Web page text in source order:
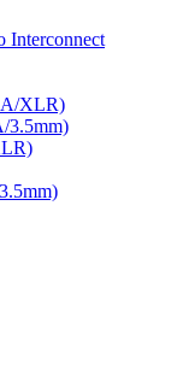
Interconnect
XLR)
3.5mm)